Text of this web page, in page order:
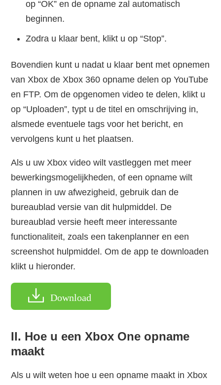
op “OK” en de opname zal automatisch
beginnen.
Zodra u klaar bent, klikt u op “Stop”.
Bovendien kunt u nadat u klaar bent met opnemen
van Xbox de Xbox 360 opname delen op YouTube
en FTP. Om de opgenomen video te delen, klikt u
op “Uploaden”, typt u de titel en omschrijving in,
alsmede eventuele tags voor het bericht, en
vervolgens kunt u het plaatsen.
Als u uw Xbox video wilt vastleggen met meer
bewerkingsmogelijkheden, of een opname wilt
plannen in uw afwezigheid, gebruik dan de
bureaublad versie van dit hulpmiddel. De
bureaublad versie heeft meer interessante
functionaliteit, zoals een takenplanner en een
screenshot hulpmiddel. Om de app te downloaden
klikt u hieronder.
Download
II. Hoe u een Xbox One opname
maakt
Als u wilt weten hoe u een opname maakt in Xbox